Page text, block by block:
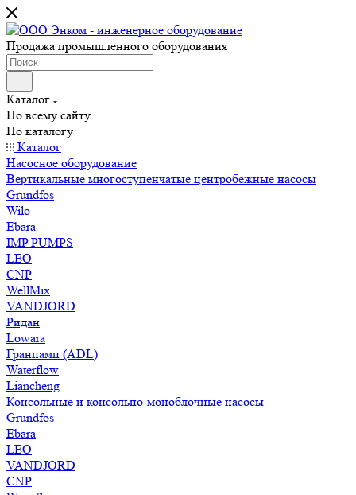
Продажа промышленного оборудования
Каталог
По всему сайту
По каталогу
Каталог
Насосное оборудование
Вертикальные многоступенчатые центробежные насосы
Grundfos
Wilo
Ebara
IMP PUMPS
LEO
CNP
WellMix
VANDJORD
Ридан
Lowara
Гранпамп (ADL)
Waterflow
Liancheng
Консольные и консольно-моноблочные насосы
Grundfos
Ebara
LEO
VANDJORD
CNP